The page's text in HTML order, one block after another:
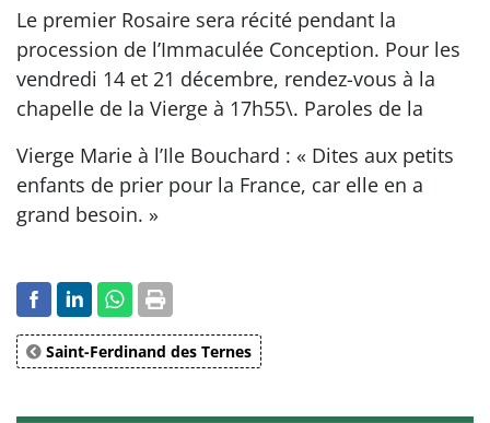
Le premier Rosaire sera récité pendant la
procession de l’Immaculée Conception. Pour les
vendredi 14 et 21 décembre, rendez-vous à la
chapelle de la Vierge à 17h55\. Paroles de la
Vierge Marie à l’Ile Bouchard : « Dites aux petits
enfants de prier pour la France, car elle en a
grand besoin. »
Saint-Ferdinand des Ternes